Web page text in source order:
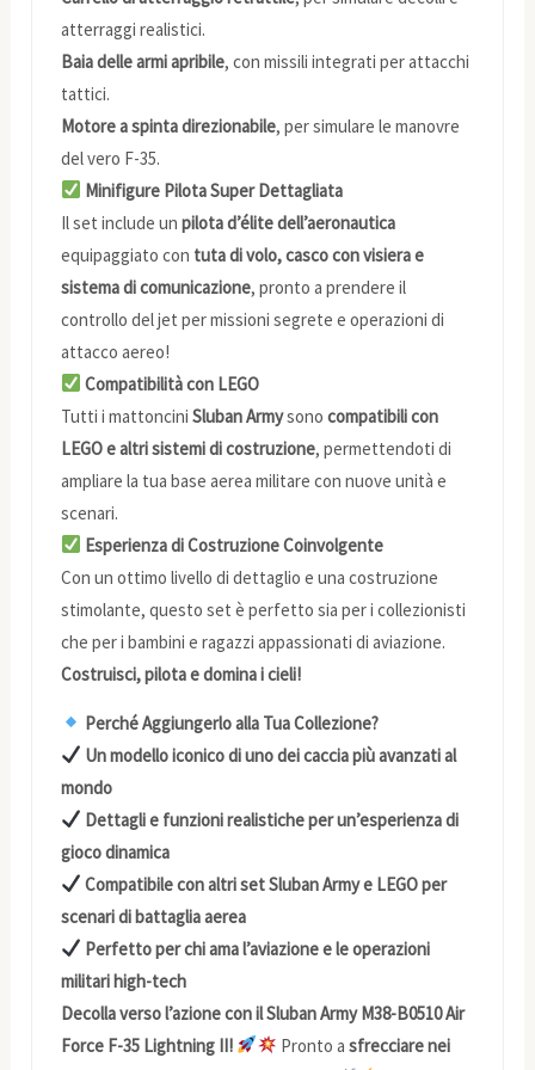
atterraggi realistici.
Baia delle armi apribile, con missili integrati per attacchi
tattici.
Motore a spinta direzionabile, per simulare le manovre
del vero F-35.
Minifigure Pilota Super Dettagliata
Il set include unpilota d’élite dell’aeronautica
equipaggiato con tuta di volo, casco con visiera e
sistema di comunicazione, pronto a prendere il
controllo del jet per missioni segrete e operazioni di
attacco aereo!
Compatibilità con LEGO
Tutti i mattonciniSluban Armysonocompatibili con
LEGO e altri sistemi di costruzione, permettendoti di
ampliare la tua base aerea militare con nuove unità e
scenari.
Esperienza di Costruzione Coinvolgente
Con un ottimo livello di dettaglio e una costruzione
stimolante, questo set è perfetto sia per i collezionisti
che per i bambini e ragazzi appassionati di aviazione.
Costruisci, pilota e domina i cieli!
Perché Aggiungerlo alla Tua Collezione?
Un modello iconico di uno dei caccia più avanzati al
mondo
Dettagli e funzioni realistiche per un’esperienza di
gioco dinamica
Compatibile con altri set Sluban Army e LEGO per
scenari di battaglia aerea
Perfetto per chi ama l’aviazione e le operazioni
militari high-tech
Decolla verso l’azione con il Sluban Army M38-B0510 Air
Force F-35 Lightning II!
Pronto asfrecciare nei